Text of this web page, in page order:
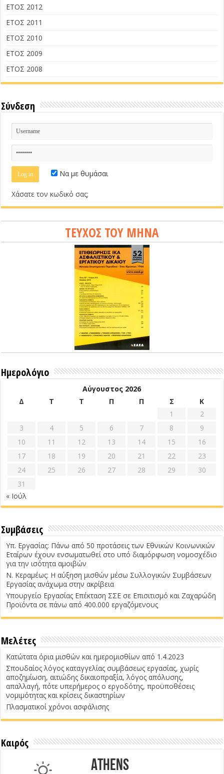
ΕΤΟΣ 2012
ΕΤΟΣ 2011
ΕΤΟΣ 2010
ΕΤΟΣ 2009
ΕΤΟΣ 2008
Σύνδεση
Να με θυμάσαι
Χάσατε τον κωδικό σας;
ΤΕΥΧΟΣ ΤΟΥ ΜΗΝΑ
Ημερολόγιο
Αύγουστος 2026
Δ
Τ Τ Π Π Σ
Κ
1
2
3
4 5 6 7 8
9
10
11 12 13 14 15
16
17
18 19 20 21 22
23
24
25 26 27 28 29
30
31
« Ιούλ
Συμβάσεις
Υπ. Εργασίας: Πάνω από 50 προτάσεις των Εθνικών Κοινωνικών
Εταίρων έχουν ενσωματωθεί στο υπό διαμόρφωση νομοσχέδιο
για την ισότητα αμοιβών
Ν. Κεραμέως: Η αύξηση μισθών μέσω Συλλογικών Συμβάσεων
Εργασίας ανάχωμα στην ακρίβεια
Υπουργείο Εργασίας Επέκταση ΣΣΕ σε Επισιτισμό και Ζαχαρώδη
Προϊόντα σε πάνω από 400.000 εργαζόμενους
Μελέτες
Κατώτατα όρια μισθών και ημερομισθίων από 1.4.2023
Σπουδαίος λόγος καταγγελίας συμβάσεως εργασίας, χωρίς
αποζημίωση, αιτιώδης δικαιοπραξία, λόγος απόλυσης,
απαλλαγή, πότε υπερήμερος ο εργοδότης, προϋποθέσεις
νομιμότητας και κρίσεις δικαστηρίων
Πλασματικοί χρόνοι ασφάλισης
Καιρός
Athens